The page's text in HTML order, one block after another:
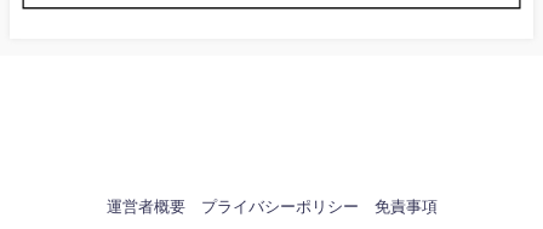
運営者概要 プライバシーポリシー 免責事項